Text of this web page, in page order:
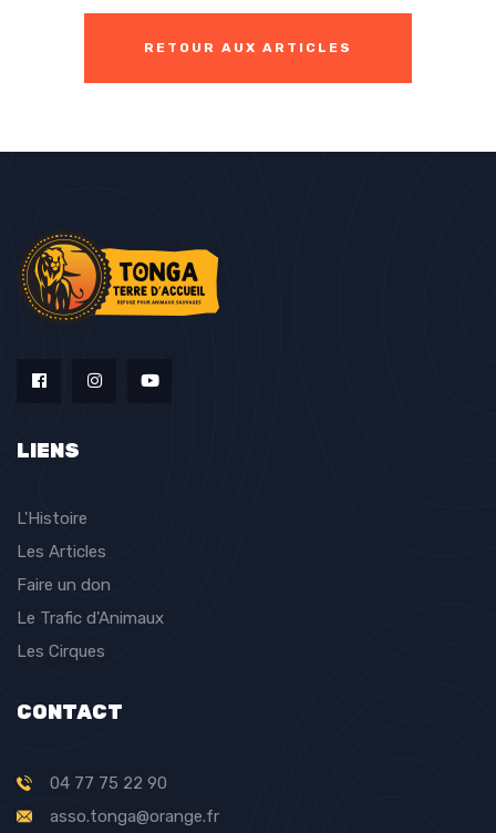
RETOUR AUX ARTICLES
LIENS
L'Histoire
Les Articles
Faire un don
Le Trafic d'Animaux
Les Cirques
CONTACT
04 77 75 22 90
asso.tonga@orange.fr